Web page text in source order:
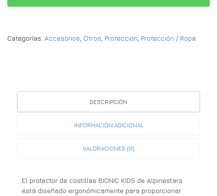
Categorías: Accesorios Otros Protección Protección / Ropa
DESCRIPCIÓN
INFORMACIÓN ADICIONAL
VALORACIONES (0)
El protector de costillas BIONIC KIDS de Alpinestars
está diseñado ergonómicamente para proporcionar